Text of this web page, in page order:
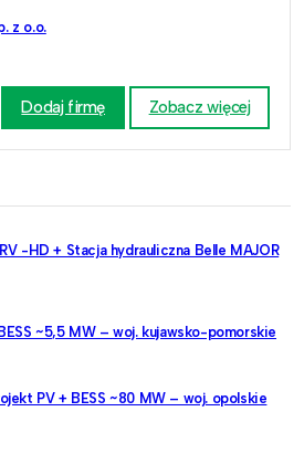
z o.o.
Dodaj firmę Zobacz więcej
-HD + Stacja hydrauliczna Belle MAJOR
~5,5 MW – woj. kujawsko-pomorskie
PV + BESS ~80 MW – woj. opolskie